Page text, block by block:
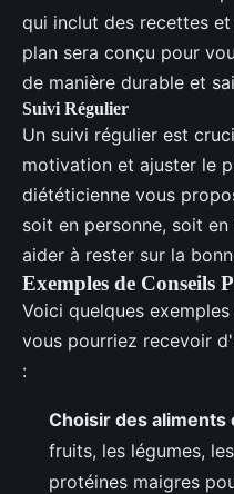
qui inclut des recettes
plan sera conçu pour
de manière durable et
Suivi Régulier
Un suivi régulier est
motivation et ajuster le
diététicienne vous
soit en personne, soit
aider à rester sur la
Exemples de Conseils
Voici quelques
vous pourriez recevoir
:
Choisir des aliments
fruits, les légumes,
protéines maigres